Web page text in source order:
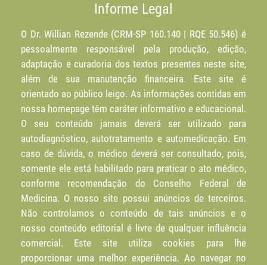
Informe Legal
O Dr. Willian Rezende (CRM-SP 160.140 | RQE 50.546) é
pessoalmente responsável pela produção, edição,
adaptação e curadoria dos textos presentes neste site,
além de sua manutenção financeira. Este site é
orientado ao público leigo. As informações contidas em
nossa homepage têm caráter informativo e educacional.
O seu conteúdo jamais deverá ser utilizado para
autodiagnóstico, autotratamento e automedicação. Em
caso de dúvida, o médico deverá ser consultado, pois,
somente ele está habilitado para praticar o ato médico,
conforme recomendação do Conselho Federal de
Medicina. O nosso site possui anúncios de terceiros.
Não controlamos o conteúdo de tais anúncios e o
nosso conteúdo editorial é livre de qualquer influência
comercial. Este site utiliza cookies para lhe
proporcionar uma melhor experiência. Ao navegar no